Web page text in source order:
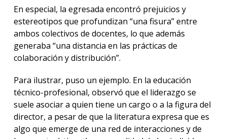
En especial, la egresada encontró prejuicios y
estereotipos que profundizan “una fisura” entre
ambos colectivos de docentes, lo que además
generaba “una distancia en las prácticas de
colaboración y distribución”.
Para ilustrar, puso un ejemplo. En la educación
técnico-profesional, observó que el liderazgo se
suele asociar a quien tiene un cargo o a la figura del
director, a pesar de que la literatura expresa que es
algo que emerge de una red de interacciones y de